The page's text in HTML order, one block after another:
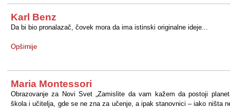
Karl Benz
Da bi bio pronalazač, čovek mora da ima istinski originalne ideje...
Opširnije
Maria Montessori
Obrazovanje za Novi Svet „Zamislite da vam kažem da postoji
škola i učitelja, gde se ne zna za učenje, a ipak stanovnici – iako ništa